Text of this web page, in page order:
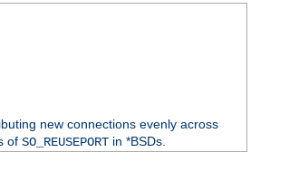
new connections evenly across
of SO_REUSEPORTin *BSDs.